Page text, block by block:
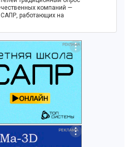
компаний —
работающих на